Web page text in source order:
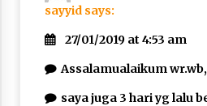
sayyid says:
27/01/2019 at 4:53 am
Assalamualaikum wr.wb,
saya juga 3 hari yg lalu